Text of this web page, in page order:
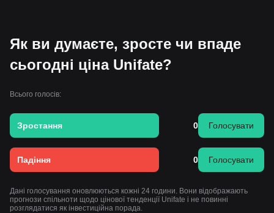
Як ви думаєте, зросте чи впаде
сьогодні ціна Unifate?
Всього голосів:
Зростання 0 Голосувати
Падіння 0 Голосувати
Дані голосування оновлюються кожні 24 години. Вони відображають
прогнози спільноти щодо цінової тенденції Unifate і не повинні
розглядатися як інвестиційна порада.